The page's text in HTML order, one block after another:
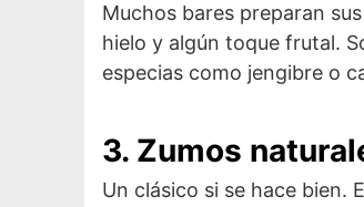
Muchos bares preparan
hielo y algún toque frutal.
especias como jengibre o
3. Zumos
Un clásico si se hace bien.